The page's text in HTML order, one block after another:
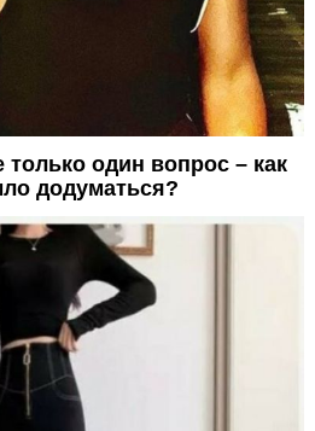
только один вопрос – как
додуматься?